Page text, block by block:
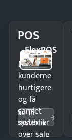
POS
FlexPOS
Ekspedér
kunderne
hurtigere
og få
samlet
overblik
over salg
Se 15
systemer